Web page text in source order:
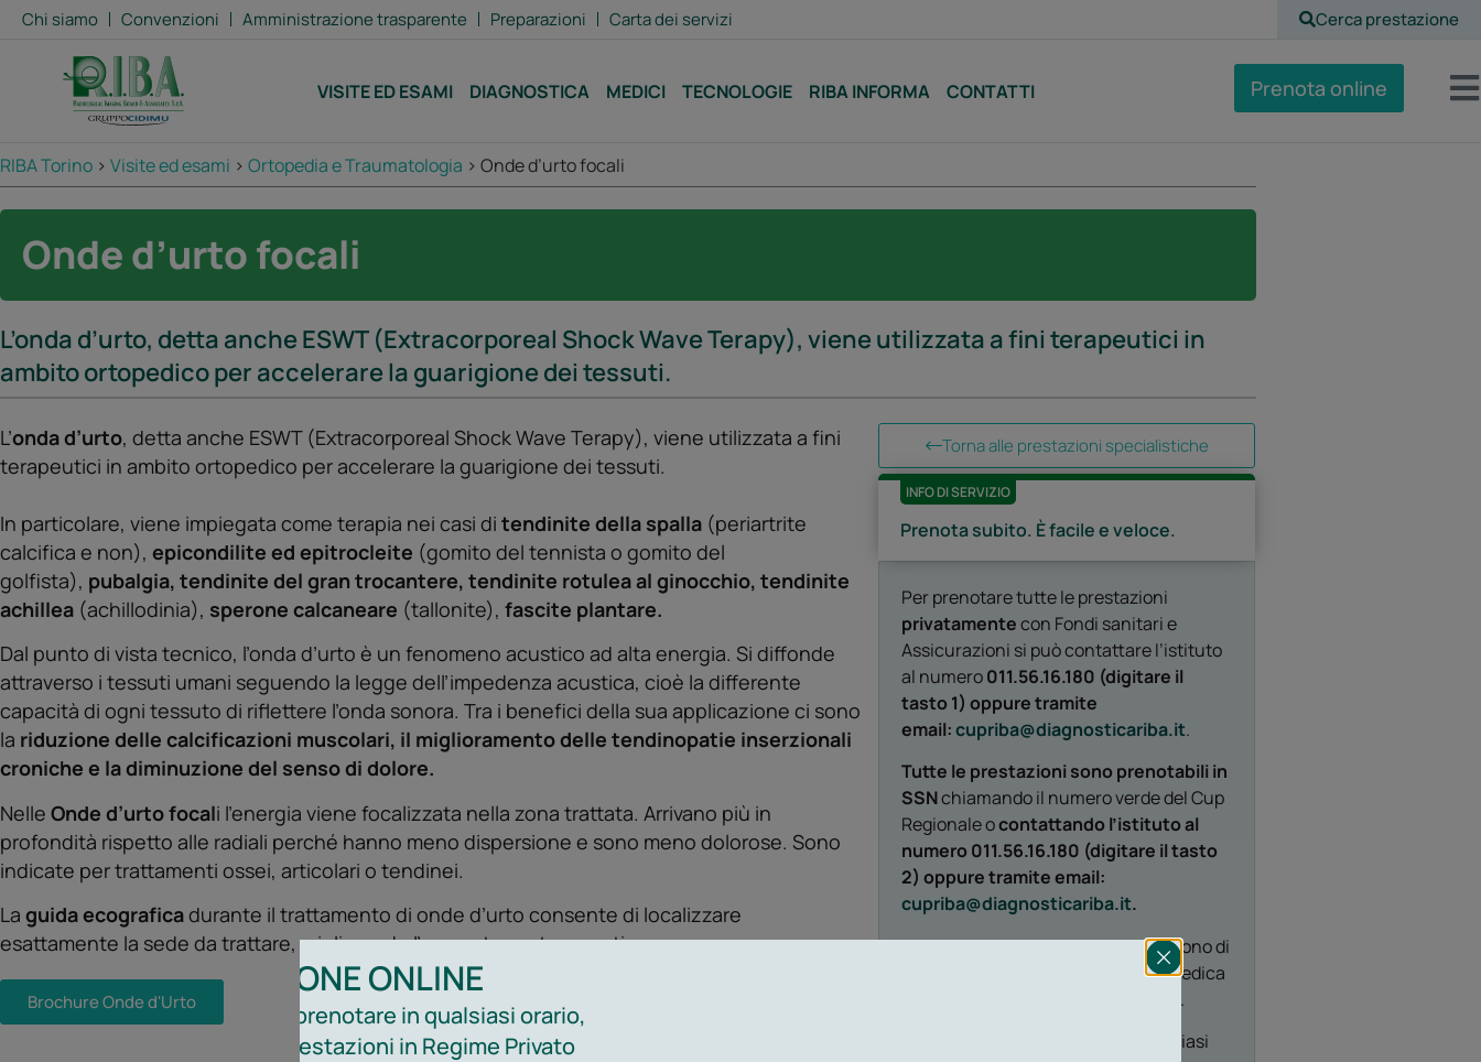
Chi siamo Convenzioni Amministrazione trasparente Preparazioni Carta dei servizi Cerca prestazione
VISITE ED ESAMI DIAGNOSTICA MEDICI TECNOLOGIE RIBA INFORMA CONTATTI Prenota online
RIBA Torino > Visite ed esami > Ortopedia e Traumatologia > Onde d’urto focali
Onde d’urto focali
L’onda d’urto, detta anche ESWT (Extracorporeal Shock Wave Terapy), viene utilizzata a fini terapeutici in
ambito ortopedico per accelerare la guarigione dei tessuti.
L’onda d’urto, detta anche ESWT (Extracorporeal Shock Wave Terapy), viene utilizzata a fini
terapeutici in ambito ortopedico per accelerare la guarigione dei tessuti.
In particolare, viene impiegata come terapia nei casi di tendinite della spalla (periartrite
calcifica e non), epicondilite ed epitrocleite (gomito del tennista o gomito del
golfista), pubalgia, tendinite del gran trocantere, tendinite rotulea al ginocchio, tendinite
achillea (achillodinia), sperone calcaneare (tallonite), fascite plantare.
Dal punto di vista tecnico, l’onda d’urto è un fenomeno acustico ad alta energia. Si diffonde
attraverso i tessuti umani seguendo la legge dell’impedenza acustica, cioè la differente
capacità di ogni tessuto di riflettere l’onda sonora. Tra i benefici della sua applicazione ci sono
la riduzione delle calcificazioni muscolari, il miglioramento delle tendinopatie inserzionali
croniche e la diminuzione del senso di dolore.
Nelle Onde d’urto focali l’energia viene focalizzata nella zona trattata. Arrivano più in
profondità rispetto alle radiali perché hanno meno dispersione e sono meno dolorose. Sono
indicate per trattamenti ossei, articolari o tendinei.
La guida ecograficadurante il trattamento di onde d’urto consente di localizzare
esattamente la sede da trattare, migliorando l’accuratezza terapeutica.
Brochure Onde d'Urto
Torna alle prestazioni specialistiche
INFO DI SERVIZIO
Prenota subito. È facile e veloce.
Per prenotare tutte le prestazioni
privatamentecon Fondi sanitari e
Assicurazioni si può contattare l’istituto
al numero011.56.16.180 (digitare il
tasto 1) oppure tramite
email:cupriba@diagnosticariba.it.
Tutte le prestazioni sono prenotabili in
SSNchiamando il numero verde del Cup
Regionale ocontattando l’istituto al
numero 011.56.16.180 (digitare il tasto
2) oppure tramite email:
cupriba@diagnosticariba.it.
Le prestazioni RX in forma privata sono di
con prescrizione medica
(dal lunedì al venerdì, 8.00 – 16.00).
Per spostamenti e disdette di qualsiasi
PRENOTAZIONE ONLINE
Ricordiamo che è possibile prenotare in qualsiasi orario,
comodamente online, le prestazioni in Regime Privato